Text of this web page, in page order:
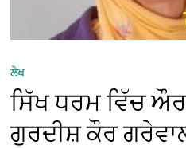
ਲੇਖ
ਸਿੱਖ ਧਰਮ ਵਿੱਚ
ਗੁਰਦੀਸ਼ ਕੌਰ